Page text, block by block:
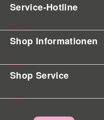
Service-Hotline
Shop Informationen
Shop Service